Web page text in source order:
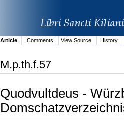
Article Comments View Source History
M.p.th.f.57
Quodvultdeus -